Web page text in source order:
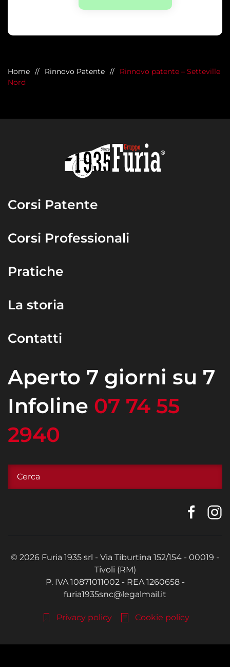
Home Rinnovo Patente
Rinnovo patente – Setteville
Nord
Corsi Patente
Corsi Professionali
Pratiche
La storia
Contatti
Aperto 7 giorni su 7
Infoline 07 74 55
2940
© 2026 Furia 1935 srl - Via Tiburtina 152/154 - 00019 -
Tivoli (RM)
P. IVA 10871011002 - REA 1260658 -
furia1935snc@legalmail.it
Privacy policy Cookie policy